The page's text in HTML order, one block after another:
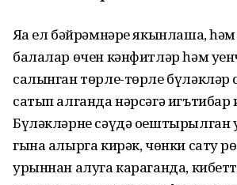
Яңа ел бәйрәмнәре якынлаша,
балалар өчен кәнфитләр һәм
салынган төрле-төрле
сатып алганда нәрсәгә
Бүләкләрне сәүдә
гына алырга кирәк, чөнки сату
урыннан алуга караганда,